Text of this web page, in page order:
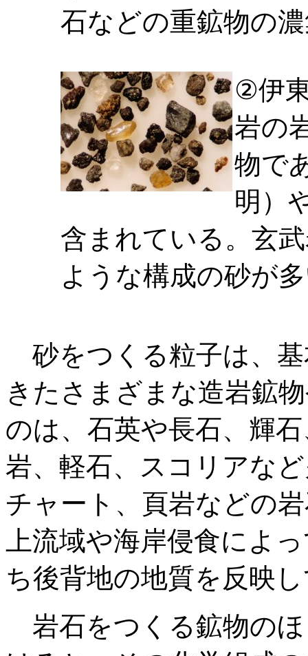
石などの重鉱物の
②伊
岩の
物で
明）
含まれている。玄
ような構成の砂が
砂をつくる粒子は、
きたさまざまな造岩鉱
のは、石英や長石、輝
岩、軽石、スコリアな
チャート、頁岩などの
上流域や海岸侵食によ
ち後背地の地質を反映
岩石をつくる鉱物の